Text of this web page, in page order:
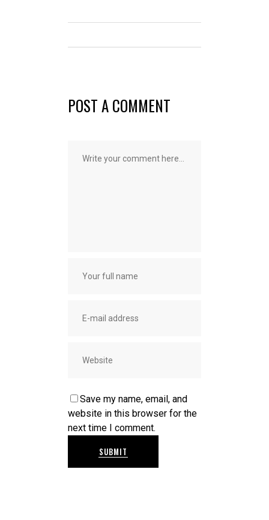
POST A COMMENT
Save my name, email, and
website in this browser for the
next time I comment.